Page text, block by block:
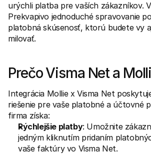
urýchli platba pre vaších zákazníkov.
Prekvapivo jednoduché spravovanie
platobná skúsenosť, ktorú budete vy
milovať.
Prečo Visma Net a
Integrácia Mollie x Visma Net
riešenie pre vaše platobné a účtovné
firma získa:
Rýchlejšie platby: Umožnite
jedným kliknutím pridaním
vaše faktúry vo Visma Net.
Novinky
Prečítajte si najnovšie správy od
Mollie
Kariéra
Príďte pracovať k nám - hľadáme
Pre nakupujúcich
Zistite, prečo sa Mollie objavila vo vašom
Kontaktujte náš tím zákazníckej podpory
Kontaktujte obchodné oddelenie
Zistite, ako môžeme pomôcť vašej firme